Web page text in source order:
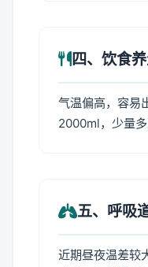
四、饮食
气温偏高，容易
2000ml，少量
五、呼吸
近期昼夜温差较